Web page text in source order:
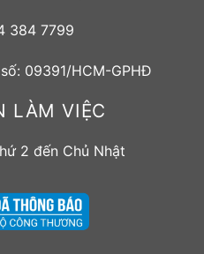
384 7799
09391/HCM-GPHĐ
LÀM VIỆC
2 đến Chủ Nhật